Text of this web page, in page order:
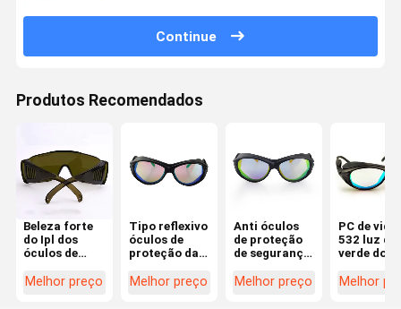
Continue
Produtos Recomendados
Beleza forte
do Ipl dos
óculos de
segurança do
Melhor preço
Tipo reflexivo
óculos de
proteção da
ocular do
Melhor preço
Anti óculos
de proteção
de segurança
laser do Ele-
Melhor preço
PC de
532 luz de
verde dos
segurança
Melhor